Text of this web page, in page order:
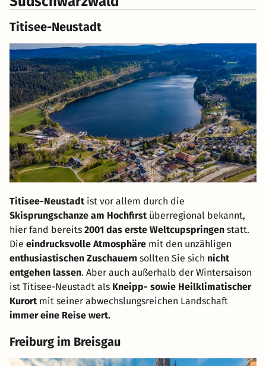
Titisee-Neustadt
Titisee-Neustadtist vor allem durch die
Skisprungschanze am Hochfirstüberregional bekannt,
hier fand bereits 2001 das erste Weltcupspringen statt.
Die eindrucksvolle Atmosphäre mit den unzähligen
enthusiastischen Zuschauern sollten Sie sich nicht
entgehen lassen. Aber auch außerhalb der Wintersaison
ist Titisee-Neustadt als Kneipp- sowie Heilklimatischer
Kurortmit seiner abwechslungsreichen Landschaft
immer eine Reise wert.
Freiburg im Breisgau